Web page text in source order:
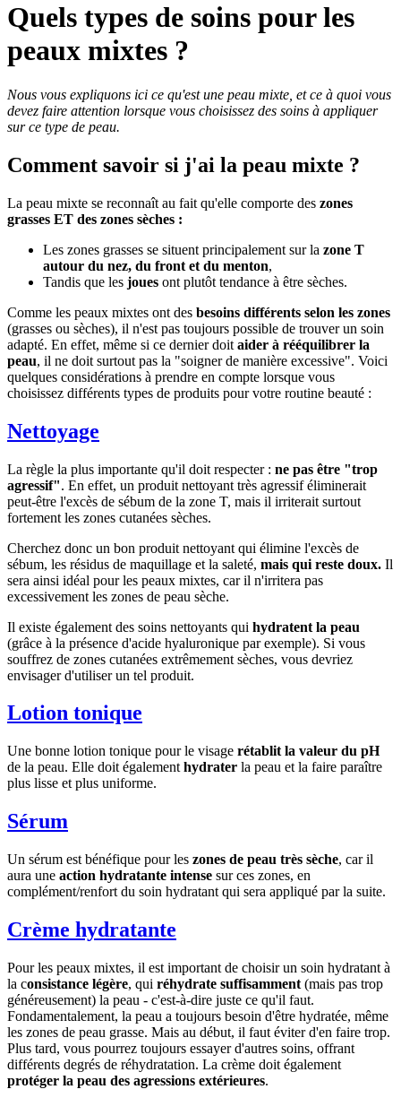
Quels types de soins pour les
peaux mixtes ?
Nous vous expliquons ici ce qu'est une peau mixte, et ce à quoi vous
devez faire attention lorsque vous choisissez des soins à appliquer
sur ce type de peau.
Comment savoir si j'ai la peau mixte ?
La peau mixte se reconnaît au fait qu'elle comporte des zones
grasses ET des zones sèches :
Les zones grasses se situent principalement sur la zone T
autour du nez, du front et du menton,
Tandis que les joues ont plutôt tendance à être sèches.
Comme les peaux mixtes ont des besoins différents selon les zones
(grasses ou sèches), il n'est pas toujours possible de trouver un soin
adapté. En effet, même si ce dernier doit aider à rééquilibrer la
peau, il ne doit surtout pas la "soigner de manière excessive". Voici
quelques considérations à prendre en compte lorsque vous
choisissez différents types de produits pour votre routine beauté :
Nettoyage
La règle la plus importante qu'il doit respecter : ne pas être "trop
agressif". En effet, un produit nettoyant très agressif éliminerait
peut-être l'excès de sébum de la zone T, mais il irriterait surtout
fortement les zones cutanées sèches.
Cherchez donc un bon produit nettoyant qui élimine l'excès de
sébum, les résidus de maquillage et la saleté, mais qui reste doux. Il
sera ainsi idéal pour les peaux mixtes, car il n'irritera pas
excessivement les zones de peau sèche.
Il existe également des soins nettoyants qui hydratent la peau
(grâce à la présence d'acide hyaluronique par exemple). Si vous
souffrez de zones cutanées extrêmement sèches, vous devriez
envisager d'utiliser un tel produit.
Lotion tonique
Une bonne lotion tonique pour le visage rétablit la valeur du pH
de la peau. Elle doit également hydrater la peau et la faire paraître
plus lisse et plus uniforme.
Sérum
Un sérum est bénéfique pour les zones de peau très sèche, car il
aura une action hydratante intense sur ces zones, en
complément/renfort du soin hydratant qui sera appliqué par la suite.
Crème hydratante
Pour les peaux mixtes, il est important de choisir un soin hydratant à
la consistance légère, qui réhydrate suffisamment (mais pas trop
généreusement) la peau - c'est-à-dire juste ce qu'il faut.
Fondamentalement, la peau a toujours besoin d'être hydratée, même
les zones de peau grasse. Mais au début, il faut éviter d'en faire trop.
Plus tard, vous pourrez toujours essayer d'autres soins, offrant
différents degrés de réhydratation. La crème doit également
protéger la peau des agressions extérieures.